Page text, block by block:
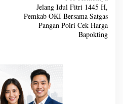
Jelang Idul Fitri 1445 H,
Pemkab OKI Bersama Satgas
Pangan Polri Cek Harga
Bapokting